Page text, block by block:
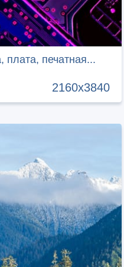
плата, печатная...
2160x3840